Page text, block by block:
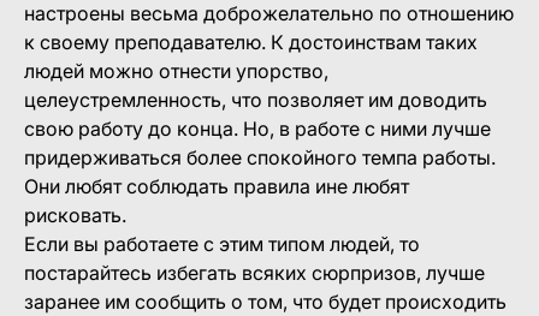
настроены весьма доброжелательно по отношению
к своему преподавателю. К достоинствам таких
людей можно отнести упорство,
целеустремленность, что позволяет им доводить
свою работу до конца. Но, в работе с ними лучше
придерживаться более спокойного темпа работы.
Они любят соблюдать правила ине любят
рисковать.
Если вы работаете с этим типом людей, то
постарайтесь избегать всяких сюрпризов, лучше
заранее им сообщить о том, что будет происходить